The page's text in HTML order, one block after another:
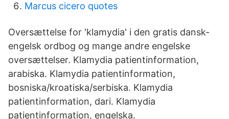
Marcus cicero quotes
Oversættelse for 'klamydia' i den gratis dansk-
engelsk ordbog og mange andre engelske
oversættelser. Klamydia patientinformation,
arabiska. Klamydia patientinformation,
bosniska/kroatiska/serbiska. Klamydia
patientinformation, dari. Klamydia
patientinformation, engelska.